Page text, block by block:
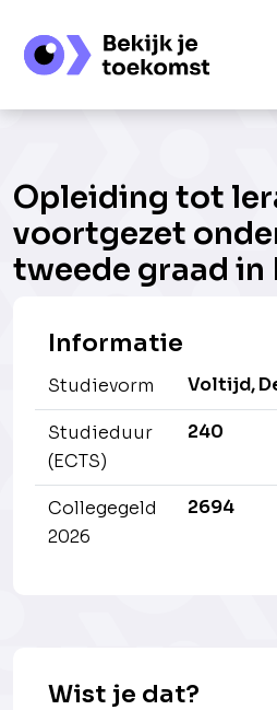
Opleiding tot
voortgezet
tweede graad in
Informatie
Studievorm Voltijd,
Studieduur
(ECTS)
240
Collegegeld
2026
2694
Wist je dat?